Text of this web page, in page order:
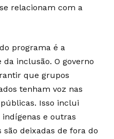
relacionam com a
programa é a
inclusão. O governo
que grupos
tenham voz nas
Isso inclui
indígenas e outras
deixadas de fora do